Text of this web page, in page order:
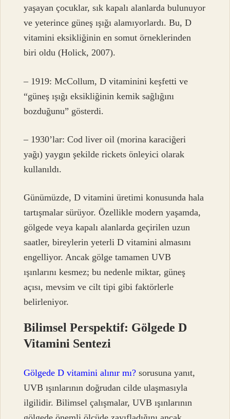
yaşayan çocuklar, sık kapalı alanlarda bulunuyor
ve yeterince güneş ışığı alamıyorlardı. Bu, D
vitamini eksikliğinin en somut örneklerinden
biri oldu (Holick, 2007).
– 1919: McCollum, D vitaminini keşfetti ve
“güneş ışığı eksikliğinin kemik sağlığını
bozduğunu” gösterdi.
– 1930’lar: Cod liver oil (morina karaciğeri
yağı) yaygın şekilde rickets önleyici olarak
kullanıldı.
Günümüzde, D vitamini üretimi konusunda hala
tartışmalar sürüyor. Özellikle modern yaşamda,
gölgede veya kapalı alanlarda geçirilen uzun
saatler, bireylerin yeterli D vitamini almasını
engelliyor. Ancak gölge tamamen UVB
ışınlarını kesmez; bu nedenle miktar, güneş
açısı, mevsim ve cilt tipi gibi faktörlerle
belirleniyor.
Bilimsel Perspektif: Gölgede D
Vitamini Sentezi
Gölgede D vitamini alınır mı? sorusuna yanıt,
UVB ışınlarının doğrudan cilde ulaşmasıyla
ilgilidir. Bilimsel çalışmalar, UVB ışınlarının